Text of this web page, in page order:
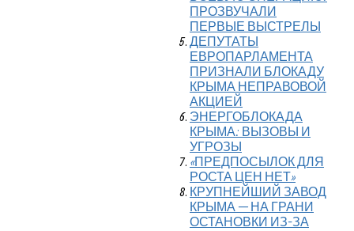
ПРОЗВУЧАЛИ
ПЕРВЫЕ ВЫСТРЕЛЫ
ДЕПУТАТЫ
ЕВРОПАРЛАМЕНТА
ПРИЗНАЛИ БЛОКАДУ
КРЫМА НЕПРАВОВОЙ
АКЦИЕЙ
ЭНЕРГОБЛОКАДА
КРЫМА: ВЫЗОВЫ И
УГРОЗЫ
«ПРЕДПОСЫЛОК ДЛЯ
РОСТА ЦЕН НЕТ»
КРУПНЕЙШИЙ ЗАВОД
КРЫМА — НА ГРАНИ
ОСТАНОВКИ ИЗ-ЗА